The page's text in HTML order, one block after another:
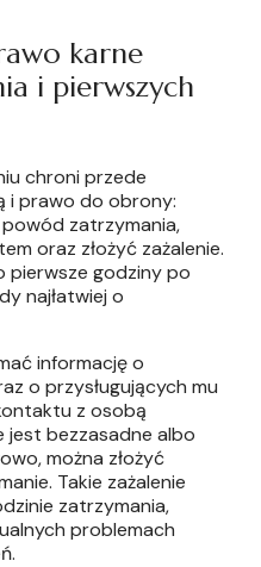
karne
i pierwszych
chroni przede
i prawo do obrony:
zatrzymania,
oraz złożyć zażalenie.
pierwsze godziny po
najłatwiej o
informację o
o przysługujących mu
z osobą
jest bezzasadne albo
można złożyć
Takie zażalenie
zatrzymania,
problemach